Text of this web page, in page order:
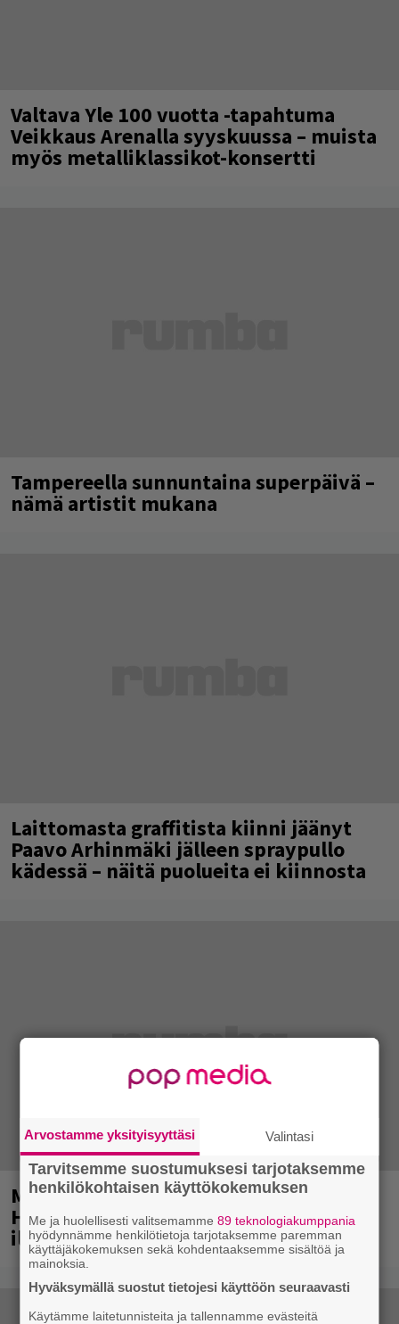
Valtava Yle 100 vuotta -tapahtuma
Veikkaus Arenalla syyskuussa – muista
myös metalliklassikot-konsertti
Tampereella sunnuntaina superpäivä –
nämä artistit mukana
Laittomasta graffitista kiinni jäänyt
Paavo Arhinmäki jälleen spraypullo
kädessä – näitä puolueita ei kiinnosta
Mainio ohjelmatoimisto juhlii
Helsingissä 10-vuotista taivaltaan –
ilmaistapahtumassa loistoesiintyjät
Arvostamme yksityisyyttäsi Valintasi
Tarvitsemme suostumuksesi tarjotaksemme
henkilökohtaisen käyttökokemuksen
Me ja huolellisesti valitsemamme89 teknologiakumppania
hyödynnämme henkilötietoja tarjotaksemme paremman
käyttäjäkokemuksen sekä kohdentaaksemme sisältöä ja
mainoksia.
Hyväksymällä suostut tietojesi käyttöön seuraavasti
Käytämme laitetunnisteita ja tallennamme evästeitä